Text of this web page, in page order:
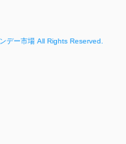
デー市場 All Rights Reserved.